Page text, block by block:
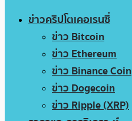
ข่าวคริปโตเคอเรนซี่
ข่าว Bitcoin
ข่าว Ethereum
ข่าว Binance Coin
ข่าว Dogecoin
ข่าว Ripple (XRP)